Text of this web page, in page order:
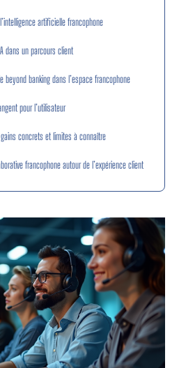
artificielle francophone
dans un parcours client
beyond banking dans l’espace francophone
pour l’utilisateur
concrets et limites à connaître
francophone autour de l’expérience client